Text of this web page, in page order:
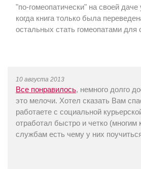
"по-гомеопатически" на своей
когда книга только была
остальных стать гомеопатами для
10 августа 2013
Все понравилось, немного долго
это мелочи. Хотел сказать Вам
работаете с социальной
отработал быстро и четко (многим
службам есть чему у них